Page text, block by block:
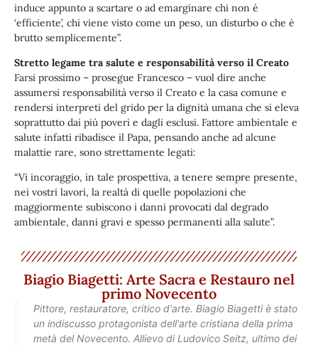
induce appunto a scartare o ad emarginare chi non è
‘efficiente’, chi viene visto come un peso, un disturbo o che è
brutto semplicemente”.
Stretto legame tra salute e responsabilità verso il Creato
Farsi prossimo – prosegue Francesco – vuol dire anche
assumersi responsabilità verso il Creato e la casa comune e
rendersi interpreti del grido per la dignità umana che si eleva
soprattutto dai più poveri e dagli esclusi. Fattore ambientale e
salute infatti ribadisce il Papa, pensando anche ad alcune
malattie rare, sono strettamente legati:
“Vi incoraggio, in tale prospettiva, a tenere sempre presente,
nei vostri lavori, la realtà di quelle popolazioni che
maggiormente subiscono i danni provocati dal degrado
ambientale, danni gravi e spesso permanenti alla salute”.
Biagio Biagetti: Arte Sacra e Restauro nel
primo Novecento
Pittore, restauratore, critico d'arte. Biagio Biagetti è stato
un indiscusso protagonista dell'arte cristiana della prima
metà del Novecento. Allievo di Ludovico Seitz, ultimo dei